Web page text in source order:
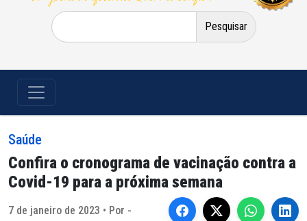
Pesquisar
por:
Saúde
Confira o cronograma de vacinação contra a
Covid-19 para a próxima semana
7 de janeiro de 2023 • Por -